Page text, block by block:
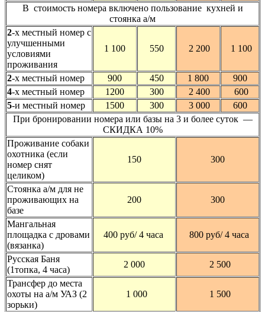
В стоимость номера включено пользование кухней и
стоянка а/м
2-х местный номер с
улучшенными
условиями
проживания
1 100 550 2 200 1 100
2-х местный номер 900 450 1 800
900
4-х местный номер 1200 300 2 400
600
5-и местный номер 1500 300 3 000
600
При бронировании номера или базы на 3 и более суток —
СКИДКА 10%
Проживание собаки
охотника (если
номер снят
целиком)
150 300
Стоянка а/м для не
проживающих на
базе
200 300
Мангальная
площадка с дровами
(вязанка)
400 руб/ 4 часа 800 руб/ 4 часа
Русская Баня
(1топка, 4 часа)
2 000
2 500
Трансфер до места
охоты на а/м УАЗ (2
зорьки)
1 000 1 500